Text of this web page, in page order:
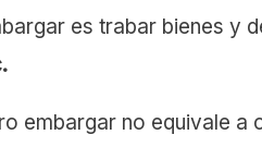
es trabar bienes y
embargar no equivale a